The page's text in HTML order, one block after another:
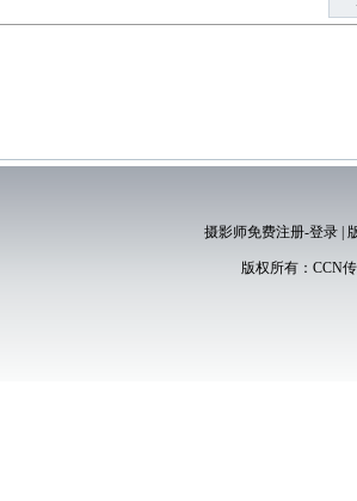
摄影师免费注册-登录|
版权所有： CCN